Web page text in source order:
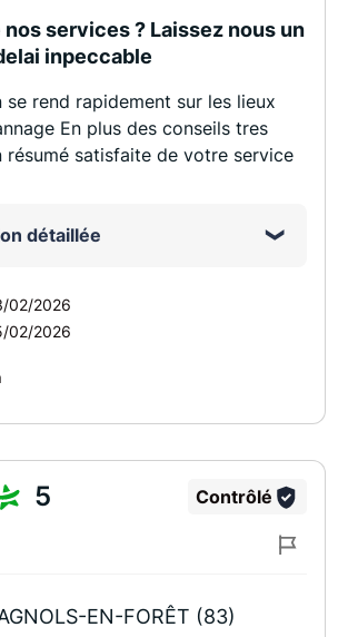
services ? Laissez nous un
inpeccable
se rend rapidement sur les lieux
En plus des conseils tres
résumé satisfaite de votre service
détaillée
02/2026
02/2026
5 Contrôlé
EN-FORÊT (83)